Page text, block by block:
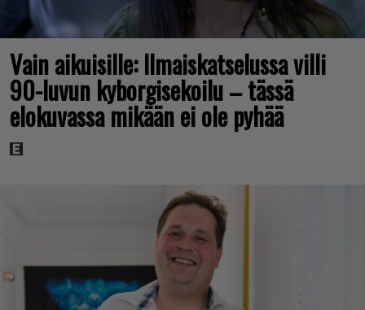
Vain aikuisille: Ilmaiskatselussa villi
90-luvun kyborgisekoilu – tässä
elokuvassa mikään ei ole pyhää